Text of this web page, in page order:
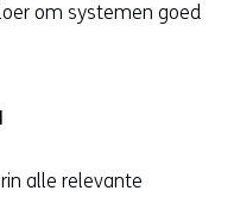
om systemen goed
alle relevante